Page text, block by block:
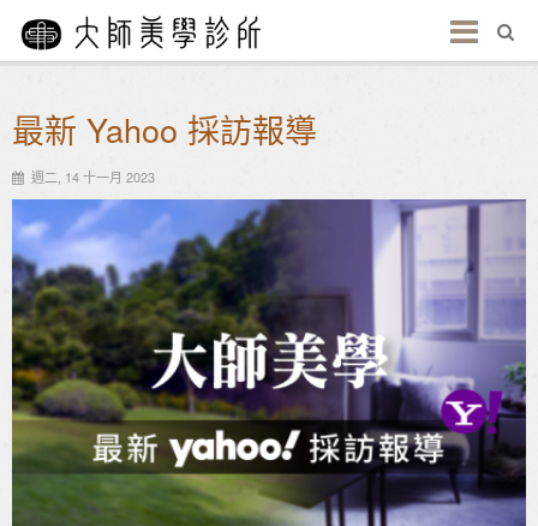
最新 Yahoo 採訪報導
週二, 14 十一月 2023